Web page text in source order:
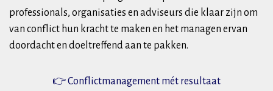
professionals, organisaties en adviseurs die klaar zijn om
van conflict hun kracht te maken en het managen ervan
doordacht en doeltreffend aan te pakken.
👉 Conflictmanagement mét resultaat